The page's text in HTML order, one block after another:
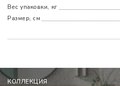
Вес упаковки, кг
Размер, см
КОЛЛЕКЦИЯ